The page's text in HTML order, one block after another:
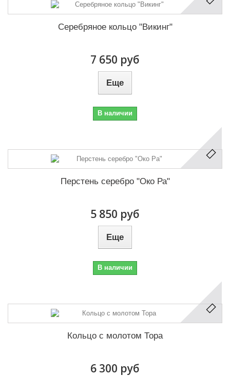
Серебряное кольцо "Викинг"
7 650 руб
Еще
В наличии
Перстень серебро "Око Ра"
5 850 руб
Еще
В наличии
Кольцо с молотом Тора
6 300 руб